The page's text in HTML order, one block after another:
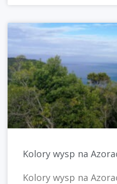
Kolory wysp na
Kolory wysp na